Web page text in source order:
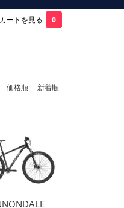
カートを見る 0
-価格順 -新着順